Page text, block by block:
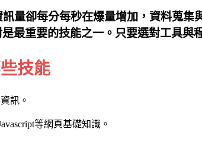
量卻每分每秒在爆量增加，資料蒐
最重要的技能之一。只要選對工具與
技能
訊。
等網頁基礎知識。